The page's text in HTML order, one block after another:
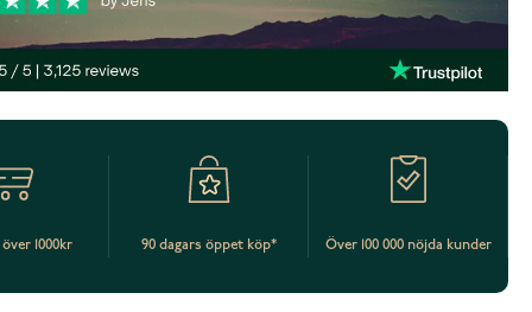
1000kr 90 dagars öppet köp* Över 100 000 nöjda kunder